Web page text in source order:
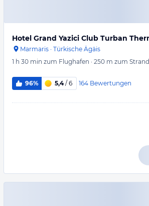
Hotel Grand Yazici Club Turban
Marmaris · Türkische Ägäis
1 h 30 min zum Flughafen · 250 m zum Strand
96% 5,4/ 6 164 Bewertungen